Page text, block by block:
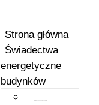
Strona główna
Świadectwa
energetyczne
budynków